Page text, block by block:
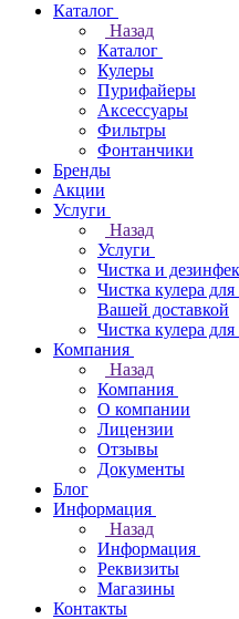
Каталог
Назад
Каталог
Кулеры
Пурифайеры
Аксессуары
Фильтры
Фонтанчики
Бренды
Акции
Услуги
Назад
Услуги
Чистка и
Чистка кулера
Вашей доставкой
Чистка кулера
Компания
Назад
Компания
О компании
Лицензии
Отзывы
Документы
Блог
Информация
Назад
Информация
Реквизиты
Магазины
Контакты